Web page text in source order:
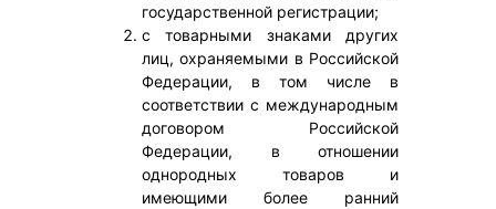
государственной регистрации;
с товарными знаками других
лиц, охраняемыми в Российской
Федерации, в том числе в
соответствии с международным
договором Российской
Федерации, в отношении
однородных товаров и
имеющими более ранний